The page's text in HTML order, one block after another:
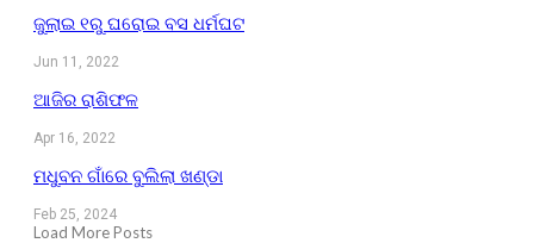
ଜୁଲାଇ ୧ରୁ ଘରୋଇ ବସ ଧର୍ମଘଟ
Jun 11, 2022
ଆଜିର ରାଶିଫଳ
Apr 16, 2022
ମଧୁବନ ଗାଁରେ ବୁଲିଲା ଖଣ୍ଡା
Feb 25, 2024
Load More Posts